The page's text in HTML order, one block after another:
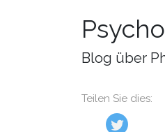
Blog über
Teilen Sie dies: